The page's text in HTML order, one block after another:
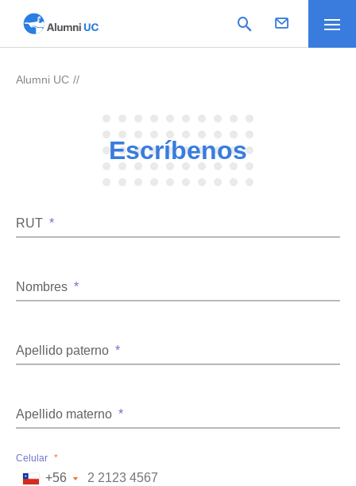
Alumni UC
Escríbenos
RUT *
Nombres *
Apellido paterno *
Apellido materno *
Celular *
+56